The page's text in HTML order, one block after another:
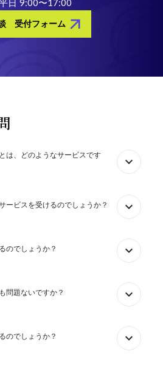
受付フォームarrow_forward
は、どのようなサービスです
expand_more
しかし、多くの歯科医師は現場の診療が
思決定を行う時間が圧倒的に少ないで
ービスを受けるのでしょうか？ expand_more
ーティングを行い、大きな経営相談と戦
の突発的な問題やご相談には、メールや
のでしょうか？ expand_more
相談されたい経営内容や相談頻度によっ
お見積りは、オンラインでの無料相談後
問題ないですか？ expand_more
計事務所とご契約されていても問題はあ
談できない歯科医院経営の内容や現在の
のでしょうか？ expand_more